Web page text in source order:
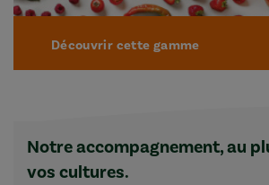
Découvrir cette gamme
Notre accompagnement, au
vos cultures.